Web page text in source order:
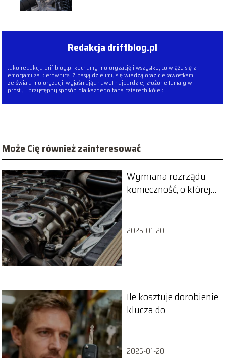
Redakcja driftblog.pl
Jako redakcja driftblog.pl kochamy motoryzację i wszystko, co wiąże się z
emocjami za kierownicą. Z pasją dzielimy się wiedzą oraz ciekawostkami
ze świata motoryzacji, wyjaśniając nawet najbardziej złożone tematy w
prosty i przystępny sposób dla każdego fana czterech kółek.
Może Cię również zainteresować
Wymiana rozrządu –
konieczność, o której
2025-01-20
Ile kosztuje dorobienie
klucza do
2025-01-20